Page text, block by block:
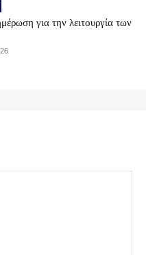
για την λειτουργία των